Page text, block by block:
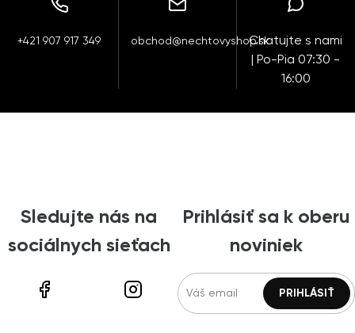
+421 907 917 349 obchod@nechtovyshop.skChatujte s nami
| Po-Pia 07:30 -
16:00
Sledujte nás na
sociálnych sieťach
Prihlásiť sa k oberu
noviniek